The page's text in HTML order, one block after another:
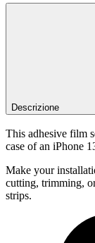
Descrizione
This adhesive film
case of an iPhone
Make your
cutting, trimming,
strips.